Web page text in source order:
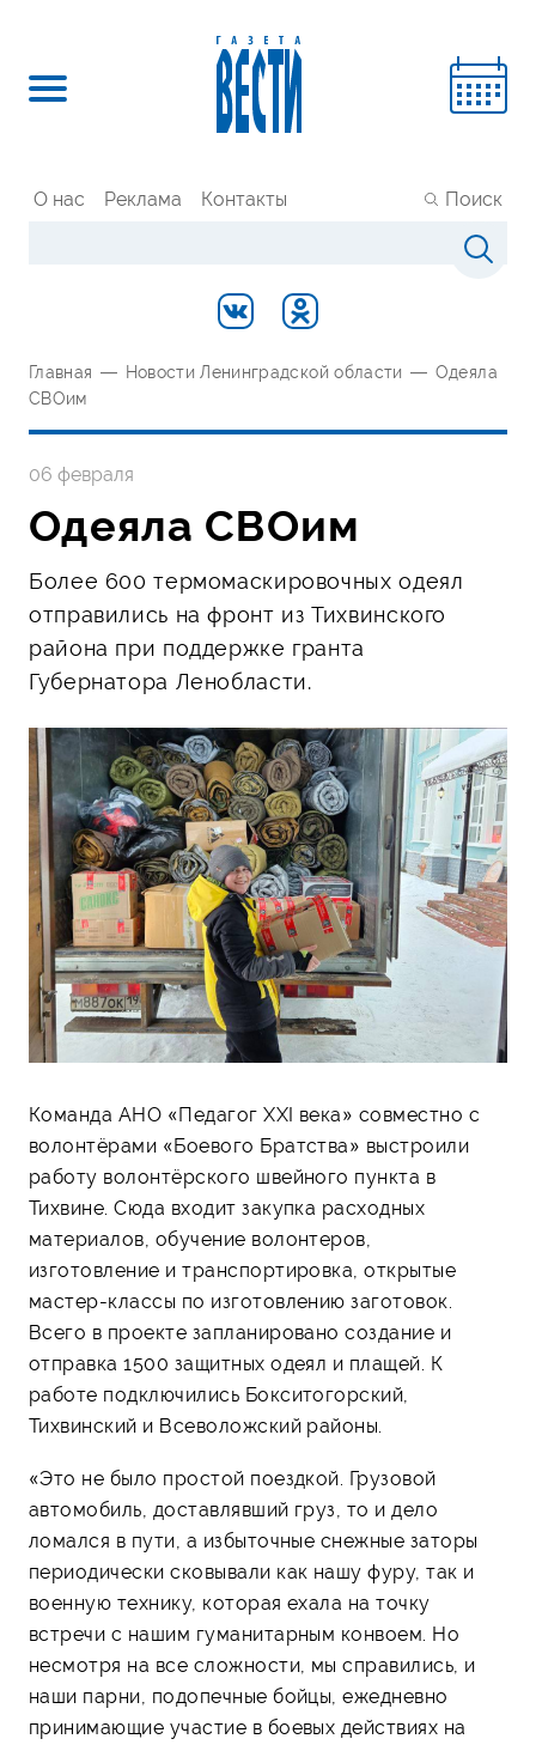
О нас Реклама Контакты Поиск
Главная — Новости Ленинградской области — Одеяла
СВОим
06 февраля
Одеяла СВОим
Более 600 термомаскировочных одеял
отправились на фронт из Тихвинского
района при поддержке гранта
Губернатора Ленобласти.
Команда АНО «Педагог XXI века» совместно с
волонтёрами «Боевого Братства» выстроили
работу волонтёрского швейного пункта в
Тихвине. Сюда входит закупка расходных
материалов, обучение волонтеров,
изготовление и транспортировка, открытые
мастер-классы по изготовлению заготовок.
Всего в проекте запланировано создание и
отправка 1500 защитных одеял и плащей. К
работе подключились Бокситогорский,
Тихвинский и Всеволожский районы.
«Это не было простой поездкой. Грузовой
автомобиль, доставлявший груз, то и дело
ломался в пути, а избыточные снежные заторы
периодически сковывали как нашу фуру, так и
военную технику, которая ехала на точку
встречи с нашим гуманитарным конвоем. Но
несмотря на все сложности, мы справились, и
наши парни, подопечные бойцы, ежедневно
принимающие участие в боевых действиях на